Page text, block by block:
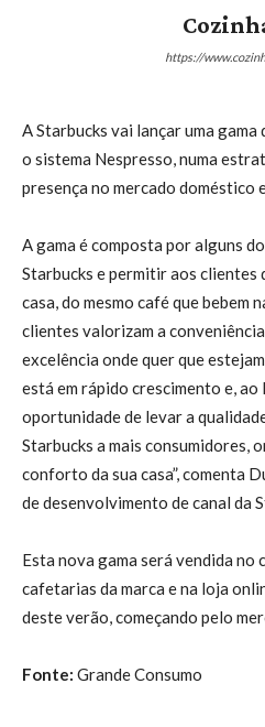
https://
A Starbucks vai lançar uma
o sistema Nespresso, numa
presença no mercado doméstico
A gama é composta por alguns
Starbucks e permitir aos
casa, do mesmo café que bebem
clientes valorizam a
excelência onde quer que
está em rápido crescimento e, ao
oportunidade de levar a
Starbucks a mais consumidores,
conforto da sua casa”, comenta
de desenvolvimento de canal da
Esta nova gama será vendida no
cafetarias da marca e na loja
deste verão, começando pelo
Fonte: Grande Consumo